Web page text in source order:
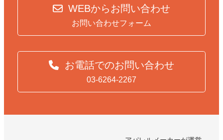
WEBからお問い合わせ
お問い合わせフォーム
お電話でのお問い合わせ
03-6264-2267